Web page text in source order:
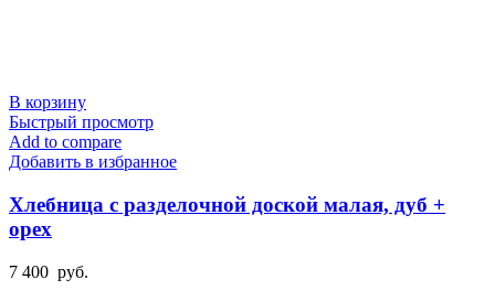
В корзину
Быстрый просмотр
Add to compare
Добавить в избранное
Хлебница с разделочной доской малая, дуб +
орех
7 400 руб.